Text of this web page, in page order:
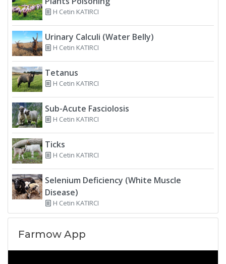
H Cetin KATIRCI
Urinary Calculi (Water Belly)
H Cetin KATIRCI
Tetanus
H Cetin KATIRCI
Sub-Acute Fasciolosis
H Cetin KATIRCI
Ticks
H Cetin KATIRCI
Selenium Deficiency (White Muscle
Disease)
H Cetin KATIRCI
Farmow App